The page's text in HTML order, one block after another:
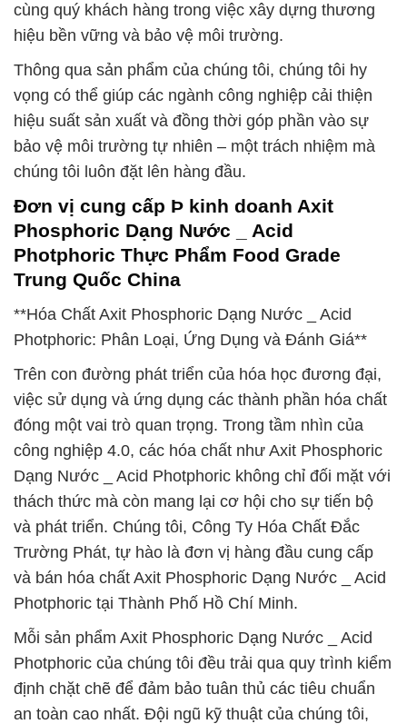
cùng quý khách hàng trong việc xây dựng thương
hiệu bền vững và bảo vệ môi trường.
Thông qua sản phẩm của chúng tôi, chúng tôi hy
vọng có thể giúp các ngành công nghiệp cải thiện
hiệu suất sản xuất và đồng thời góp phần vào sự
bảo vệ môi trường tự nhiên – một trách nhiệm mà
chúng tôi luôn đặt lên hàng đầu.
Đơn vị cung cấp Þ kinh doanh Axit
Phosphoric Dạng Nước _ Acid
Photphoric Thực Phẩm Food Grade
Trung Quốc China
**Hóa Chất Axit Phosphoric Dạng Nước _ Acid
Photphoric: Phân Loại, Ứng Dụng và Đánh Giá**
Trên con đường phát triển của hóa học đương đại,
việc sử dụng và ứng dụng các thành phần hóa chất
đóng một vai trò quan trọng. Trong tầm nhìn của
công nghiệp 4.0, các hóa chất như Axit Phosphoric
Dạng Nước _ Acid Photphoric không chỉ đối mặt với
thách thức mà còn mang lại cơ hội cho sự tiến bộ
và phát triển. Chúng tôi, Công Ty Hóa Chất Đắc
Trường Phát, tự hào là đơn vị hàng đầu cung cấp
và bán hóa chất Axit Phosphoric Dạng Nước _ Acid
Photphoric tại Thành Phố Hồ Chí Minh.
Mỗi sản phẩm Axit Phosphoric Dạng Nước _ Acid
Photphoric của chúng tôi đều trải qua quy trình kiểm
định chặt chẽ để đảm bảo tuân thủ các tiêu chuẩn
an toàn cao nhất. Đội ngũ kỹ thuật của chúng tôi,